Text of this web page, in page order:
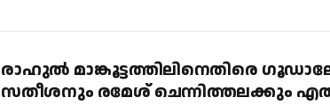
രാഹുല്‍ മാങ്കൂട്ടത്തിലിനെതിരെ
സതീശനും രമേശ്‌ ചെന്നിത്തലക്കും